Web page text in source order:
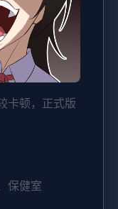
卡顿，正式版
保健室